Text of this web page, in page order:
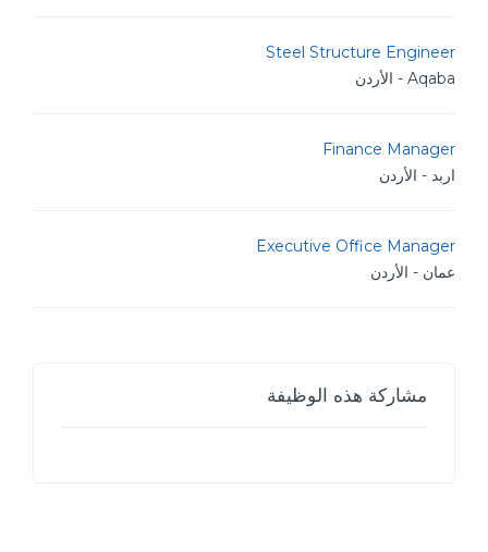
Steel Structure Engineer
Aqaba - الأردن
Finance Manager
اربد - الأردن
Executive Office Manager
عمان - الأردن
مشاركة هذه الوظيفة